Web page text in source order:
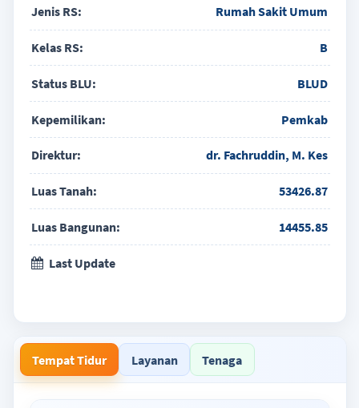
Jenis RS: Rumah Sakit Umum
Kelas RS: B
Status BLU: BLUD
Kepemilikan: Pemkab
Direktur: dr. Fachruddin, M. Kes
Luas Tanah: 53426.87
Luas Bangunan: 14455.85
Last Update
Tempat Tidur Layanan Tenaga